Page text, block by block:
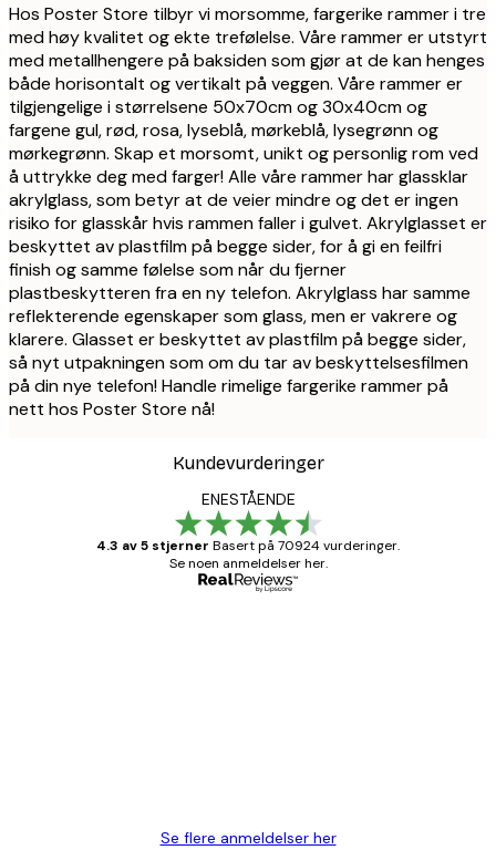
Hos Poster Store tilbyr vi morsomme, fargerike rammer i tre
med høy kvalitet og ekte trefølelse. Våre rammer er utstyrt
med metallhengere på baksiden som gjør at de kan henges
både horisontalt og vertikalt på veggen. Våre rammer er
tilgjengelige i størrelsene 50x70cm og 30x40cm og
fargene gul, rød, rosa, lyseblå, mørkeblå, lysegrønn og
mørkegrønn. Skap et morsomt, unikt og personlig rom ved
å uttrykke deg med farger! Alle våre rammer har glassklar
akrylglass, som betyr at de veier mindre og det er ingen
risiko for glasskår hvis rammen faller i gulvet. Akrylglasset er
beskyttet av plastfilm på begge sider, for å gi en feilfri
finish og samme følelse som når du fjerner
plastbeskytteren fra en ny telefon. Akrylglass har samme
reflekterende egenskaper som glass, men er vakrere og
klarere. Glasset er beskyttet av plastfilm på begge sider,
så nyt utpakningen som om du tar av beskyttelsesfilmen
på din nye telefon! Handle rimelige fargerike rammer på
nett hos Poster Store nå!
Kundevurderinger
ENESTÅENDE
4.3 av 5 stjerner Basert på 70924 vurderinger.
Se noen anmeldelser her.
Se flere anmeldelser her